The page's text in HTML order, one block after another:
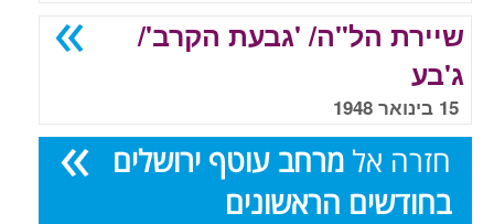
שיירת הל"ה/ 'גבעת הקרב'/
ג'בע
15 בינואר 1948
חזרה אל מרחב עוטף ירושלים
בחודשים הראשונים